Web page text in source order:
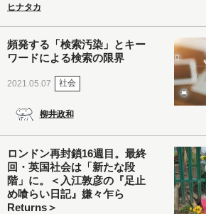
ヒナタカ
頻発する「検索汚染」とキー
ワードによる検索の限界
2021.05.07 社会
柳井政和
ロンドン再封鎖16週目。最終
回・英国社会は「新たな段
階」に。＜入江敦彦の『足止
め喰らい日記』嫌々乍ら
Returns＞